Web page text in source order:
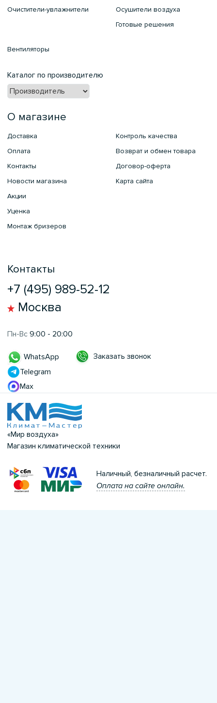
Очистители-увлажнители
Осушители воздуха
Готовые решения
Вентиляторы
Каталог по производителю
О магазине
Доставка
Оплата
Контакты
Новости магазина
Акции
Уценка
Монтаж бризеров
Контроль качества
Возврат и обмен товара
Договор-оферта
Карта сайта
Контакты
+7 (495) 989-52-12
Москва
Пн-Вс 9:00 - 20:00
WhatsApp
Telegram
Max
Заказать звонок
«Мир воздуха»
Магазин климатической техники
Наличный, безналичный расчет.
Оплата на сайте онлайн.